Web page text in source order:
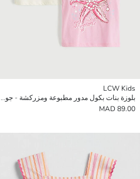
LCW Kids
بلوزة بنات بكول مدور مطبوعة ومزركشة - جوج ديال الباكات
89.00 MAD